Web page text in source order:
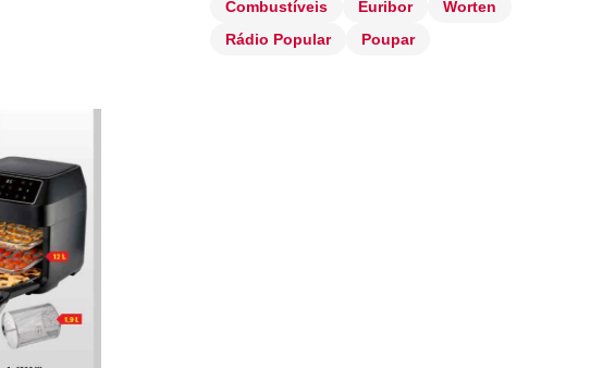
Combustíveis
Euribor
Worten
Rádio Popular
Poupar